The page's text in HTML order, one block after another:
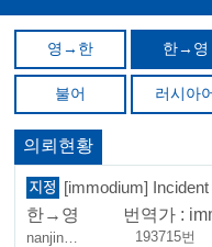
영→한 한→영
불어 러시아
의뢰현황
[immodium]
한→영
번역가 :
nanjin… 193715번